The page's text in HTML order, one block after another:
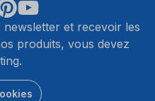
et recevoir les
produits, vous devez